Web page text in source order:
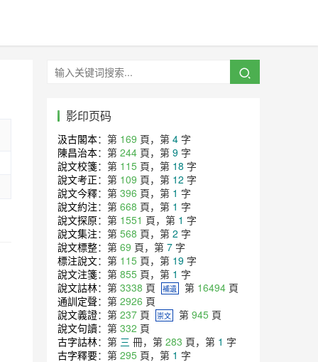
影印页码
汲古閣本：第 169 頁，第 4 字
陳昌治本：第 244 頁，第 9 字
說文校箋：第 115 頁，第 18 字
說文考正：第 109 頁，第 12 字
說文今釋：第 396 頁，第 1 字
說文約注：第 668 頁，第 1 字
說文探原：第 1551 頁，第 1 字
說文集注：第 568 頁，第 2 字
說文標整：第 69 頁，第 7 字
標注說文：第 115 頁，第 19 字
說文注箋：第 855 頁，第 1 字
說文詁林：第 3338 頁 補遺 第 16494 頁
通訓定聲：第 2926 頁
說文義證：第 237 頁 崇文 第 945 頁
說文句讀：第 332 頁
古字詁林：第 三 冊，第 283 頁，第 1 字
古字釋要：第 295 頁，第 1 字